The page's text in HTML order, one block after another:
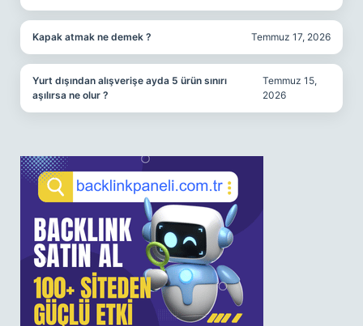
Kapak atmak ne demek ? Temmuz 17, 2026
Yurt dışından alışverişe ayda 5 ürün sınırı
aşılırsa ne olur ?
Temmuz 15,
2026